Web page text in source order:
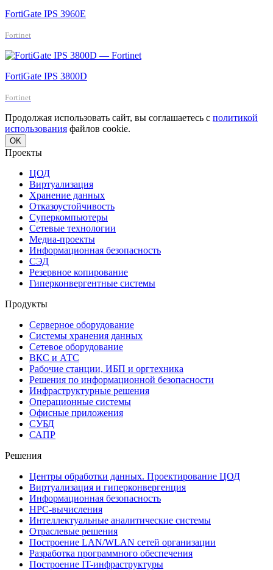
FortiGate IPS 3960E
Fortinet
FortiGate IPS 3800D
Fortinet
Продолжая использовать сайт, вы соглашаетесь с политикой
использования файлов cookie.
OK
Проекты
ЦОД
Виртуализация
Хранение данных
Отказоустойчивость
Суперкомпьютеры
Сетевые технологии
Медиа-проекты
Информационная безопасность
СЭД
Резервное копирование
Гиперконвергентные системы
Продукты
Серверное оборудование
Системы хранения данных
Сетевое оборудование
ВКС и АТС
Рабочие станции, ИБП и оргтехника
Решения по информационной безопасности
Инфраструктурные решения
Операционные системы
Офисные приложения
СУБД
САПР
Решения
Центры обработки данных. Проектирование ЦОД
Виртуализация и гиперконвергенция
Информационная безопасность
HPC-вычисления
Интеллектуальные аналитические системы
Отраслевые решения
Построение LAN/WLAN сетей организации
Разработка программного обеспечения
Построение IT-инфраструктуры